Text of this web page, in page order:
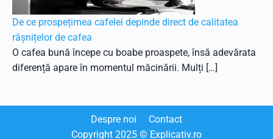
De ce prospețimea cafelei depinde direct de calitatea
râșnițelor de cafea
O cafea bună începe cu boabe proaspete, însă adevărata
diferență apare în momentul măcinării. Mulți […]
Despre noi
Contact
Copyright 2025 © Explicativ.ro